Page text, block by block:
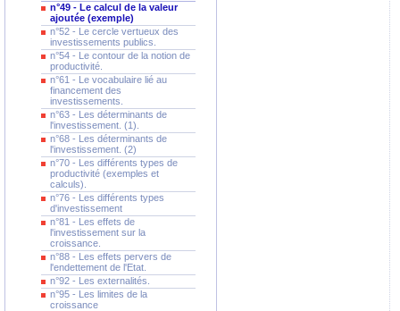
n°49 - Le calcul de la valeur
ajoutée (exemple)
n°52 - Le cercle vertueux des
investissements publics.
n°54 - Le contour de la notion de
productivité.
n°61 - Le vocabulaire lié au
financement des
investissements.
n°63 - Les déterminants de
l'investissement. (1).
n°68 - Les déterminants de
l'investissement. (2)
n°70 - Les différents types de
productivité (exemples et
calculs).
n°76 - Les différents types
d'investissement
n°81 - Les effets de
l'investissement sur la
croissance.
n°88 - Les effets pervers de
l'endettement de l'Etat.
n°92 - Les externalités.
n°95 - Les limites de la
croissance